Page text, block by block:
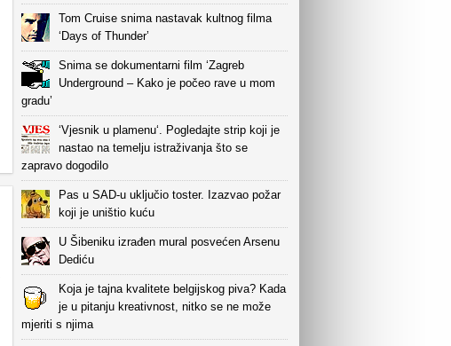
Tom Cruise snima nastavak kultnog filma
‘Days of Thunder’
Snima se dokumentarni film ‘Zagreb
Underground – Kako je počeo rave u mom
gradu’
‘Vjesnik u plamenu‘. Pogledajte strip koji je
nastao na temelju istraživanja što se
zapravo dogodilo
Pas u SAD-u uključio toster. Izazvao požar
koji je uništio kuću
U Šibeniku izrađen mural posvećen Arsenu
Dediću
Koja je tajna kvalitete belgijskog piva? Kada
je u pitanju kreativnost, nitko se ne može
mjeriti s njima